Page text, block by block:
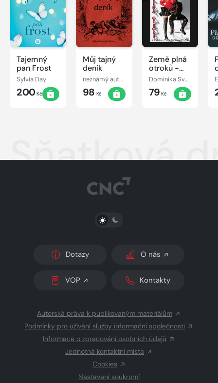
Tajemný
pan Frost
Sylvia Day
200Kč
Můj tajný
deník
neznámý autor
98 Kč
Země plná
otroků -
Pravda o
(vašich)
mužích
Dominika Svobodová
79 Kč
Sňatková
PŘEPNOUT SVĚTLÝ/TMAVÝ REŽIM
Dotazy O nás
VOP Kontakty
Autorská práva k publikovaným materiálům
Podmínky pro užívání služby informační společnosti
Informace o zpracování osobních údajů
Jednotná kontaktní místa
Cookies
Nastavení soukromí